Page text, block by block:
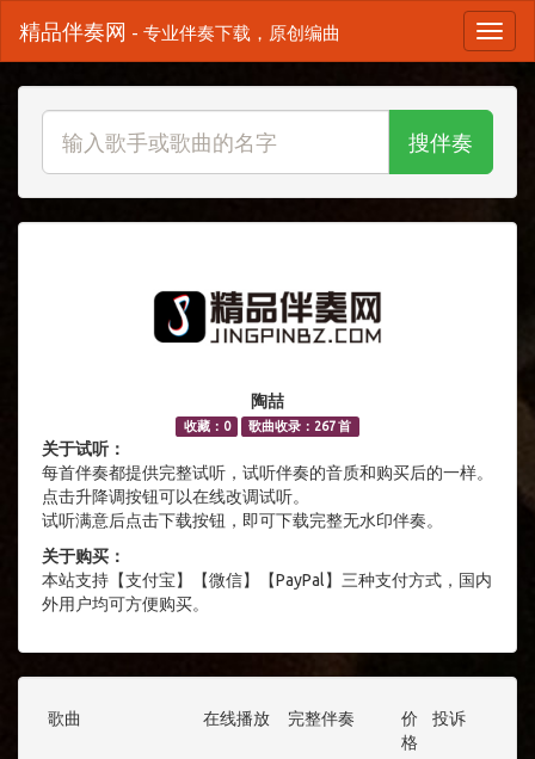
精品伴奏网 - 专业伴奏下载，原创编曲
搜伴奏
陶喆
收藏：0 歌曲收录：267 首
关于试听：
每首伴奏都提供完整试听，试听伴奏的音质和购买后的一样。
点击升降调按钮可以在线改调试听。
试听满意后点击下载按钮，即可下载完整无水印伴奏。
关于购买：
本站支持【支付宝】【微信】【PayPal】三种支付方式，国内
外用户均可方便购买。
歌曲 在线播放 完整伴奏
价
格
投诉